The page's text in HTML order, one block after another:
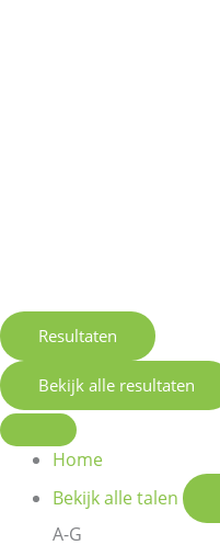
Resultaten
Bekijk alle resultaten
Home
Bekijk alle talen
A-G